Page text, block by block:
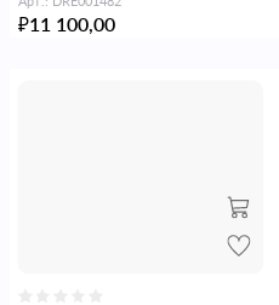
INSERT комплект 12 штук
₽11 100,00